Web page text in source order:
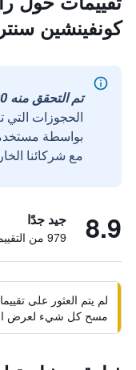
كونفينشين
تم التحقق منه 100%
الحجوزات التي
مع شركائنا
8.9 جيد جدًا
979 من التقييمات تم التحقق منها
لم يتم العثور على
مسح كل شيء لعرض